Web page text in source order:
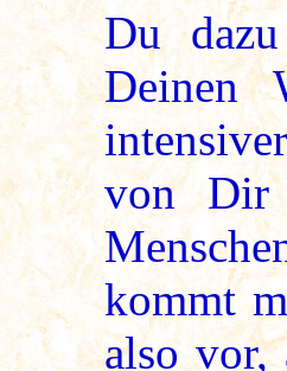
Du
Deinen
von Dir
kommt
also vor,